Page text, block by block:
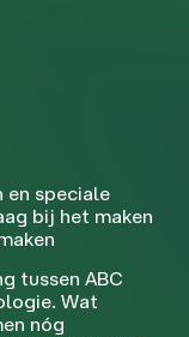
speciale
bij het maken
tussen ABC
Wat
nóg